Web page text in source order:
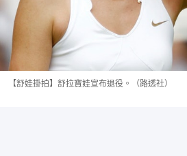
【舒娃掛拍】舒拉寶娃宣布退役。（路透社）